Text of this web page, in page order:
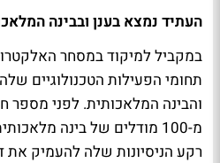
העתיד נמצא בענן ובבינה
במקביל למיקוד במסחר
תחומי הפעילות הטכנולוגיים
והבינה המלאכותית. לפני מספר
רקע הניסיונות שלה להעמיק